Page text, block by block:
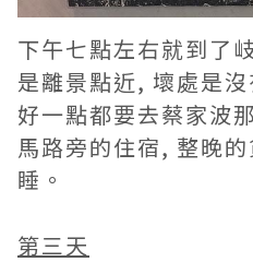
下午七點左右就到了
是離景點近, 壞處是
好一點都要去蔡家波
馬路旁的住宿, 整晚
睡。
第三天